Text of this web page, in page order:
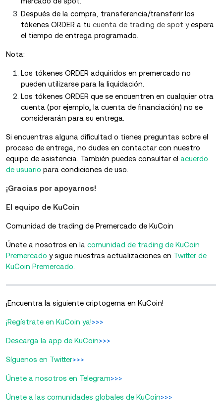
Después de la compra, transferencia/transferir los
tókenes ORDER a tu cuenta de trading de spot yespera
el tiempo de entrega programado.
Nota:
Los tókenes ORDER adquiridos en premercado no
pueden utilizarse para la liquidación.
Los tókenes ORDER que se encuentren en cualquier otra
cuenta (por ejemplo, la cuenta de financiación) no se
considerarán para su entrega.
Si encuentras alguna dificultad o tienes preguntas sobre el
proceso de entrega, no dudes en contactar con nuestro
equipo de asistencia. También puedes consultar el acuerdo
de usuario para condiciones de uso.
¡Gracias por apoyarnos!
El equipo de KuCoin
Comunidad de trading de Premercado de KuCoin
Únete a nosotros en la comunidad de trading de KuCoin
Premercado y sigue nuestras actualizaciones en Twitter de
KuCoin Premercado
¡Encuentra la siguiente criptogema en KuCoin!
¡Regístrate en KuCoin ya!>>>
Descarga la app de KuCoin>>>
Síguenos en Twitter>>>
Únete a nosotros en Telegram>>>
Únete a las comunidades globales de KuCoin>>>